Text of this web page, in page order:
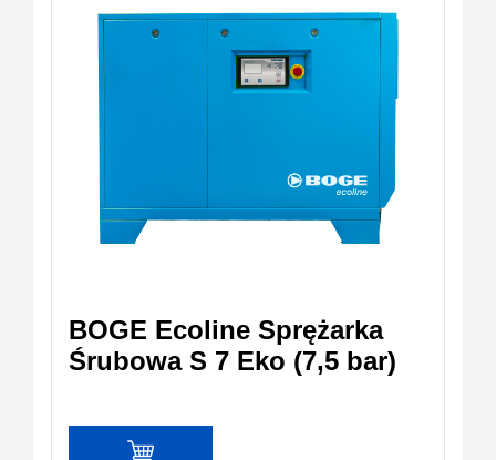
BOGE Ecoline Sprężarka
Śrubowa S 7 Eko (7,5 bar)